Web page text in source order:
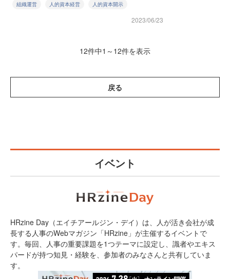
組織運営 人的資本経営 人的資本開示
2023/06/23
12件中1～12件を表示
戻る
イベント
HRzine Day（エイチアールジン・デイ）は、人が活き会社が成
長する人事のWebマガジン「HRzine」が主催するイベントで
す。毎回、人事の重要課題を1つテーマに設定し、識者やエキス
パードが持つ知見・経験を、参加者のみなさんと共有していま
す。